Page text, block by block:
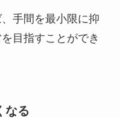
手間を最小限に抑
目指すことができ
なる